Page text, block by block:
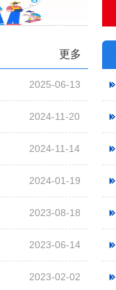
更多
2025-06-13
2024-11-20
2024-11-14
2024-01-19
2023-08-18
2023-06-14
2023-02-02